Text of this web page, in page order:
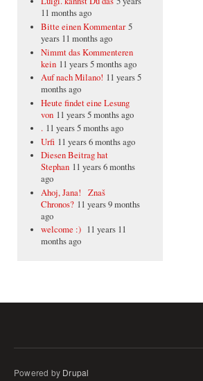
11 months ago
Bitte einen Kommentar 5
years 11 months ago
Nimmt das Kommenteren
kein 11 years 5 months ago
Auf nach Milano! 11 years 5
months ago
Heute findet eine Lesung
von 11 years 5 months ago
. 11 years 5 months ago
Urfi 11 years 6 months ago
Diesen Beitrag hat
Stephan 11 years 6 months
ago
Ahoj, Jana! Znaš
Chronos? 11 years 9 months
ago
welcome :) 11 years 11
months ago
Powered by Drupal